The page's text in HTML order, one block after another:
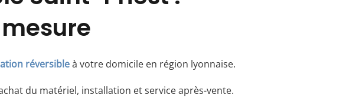
réversibleà votre domicile en région lyonnaise.
du matériel, installation et service après-vente.